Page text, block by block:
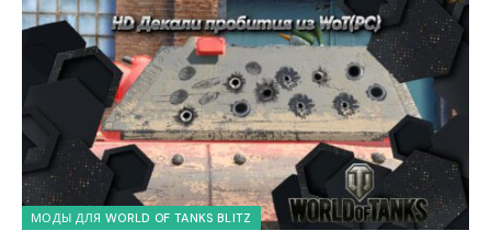
МОДЫ ДЛЯ WORLD OF TANKS BLITZ